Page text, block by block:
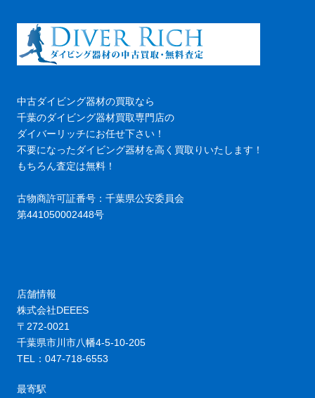
中古ダイビング器材の買取なら
千葉のダイビング器材買取専門店の
ダイバーリッチにお任せ下さい！
不要になったダイビング器材を高く買取りいたします！
もちろん査定は無料！
古物商許可証番号：千葉県公安委員会
第441050002448号
店舗情報
株式会社DEEES
〒272-0021
千葉県市川市八幡4-5-10-205
TEL：047-718-6553
最寄駅